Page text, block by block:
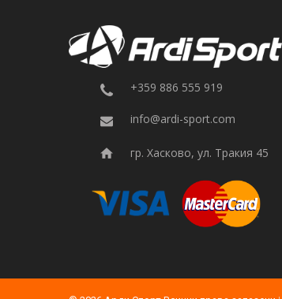
+359 886 555 919
info@ardi-sport.com
гр. Хасково, ул. Тракия 45